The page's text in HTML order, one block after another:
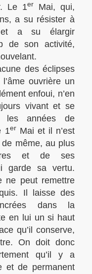
Le 1er
Mai, qui,
a su résister à
et a su élargir
de son activité,
des éclipses
ouvrière un
enfoui, n’en
vivant et se
les années de
1er Mai et il n’est
même, au plus
et de ses
garde sa vertu.
ne peut remettre
Il laisse des
dans la
en lui un si haut
qu’il conserve,
On doit donc
qu’il y a
et de permanent